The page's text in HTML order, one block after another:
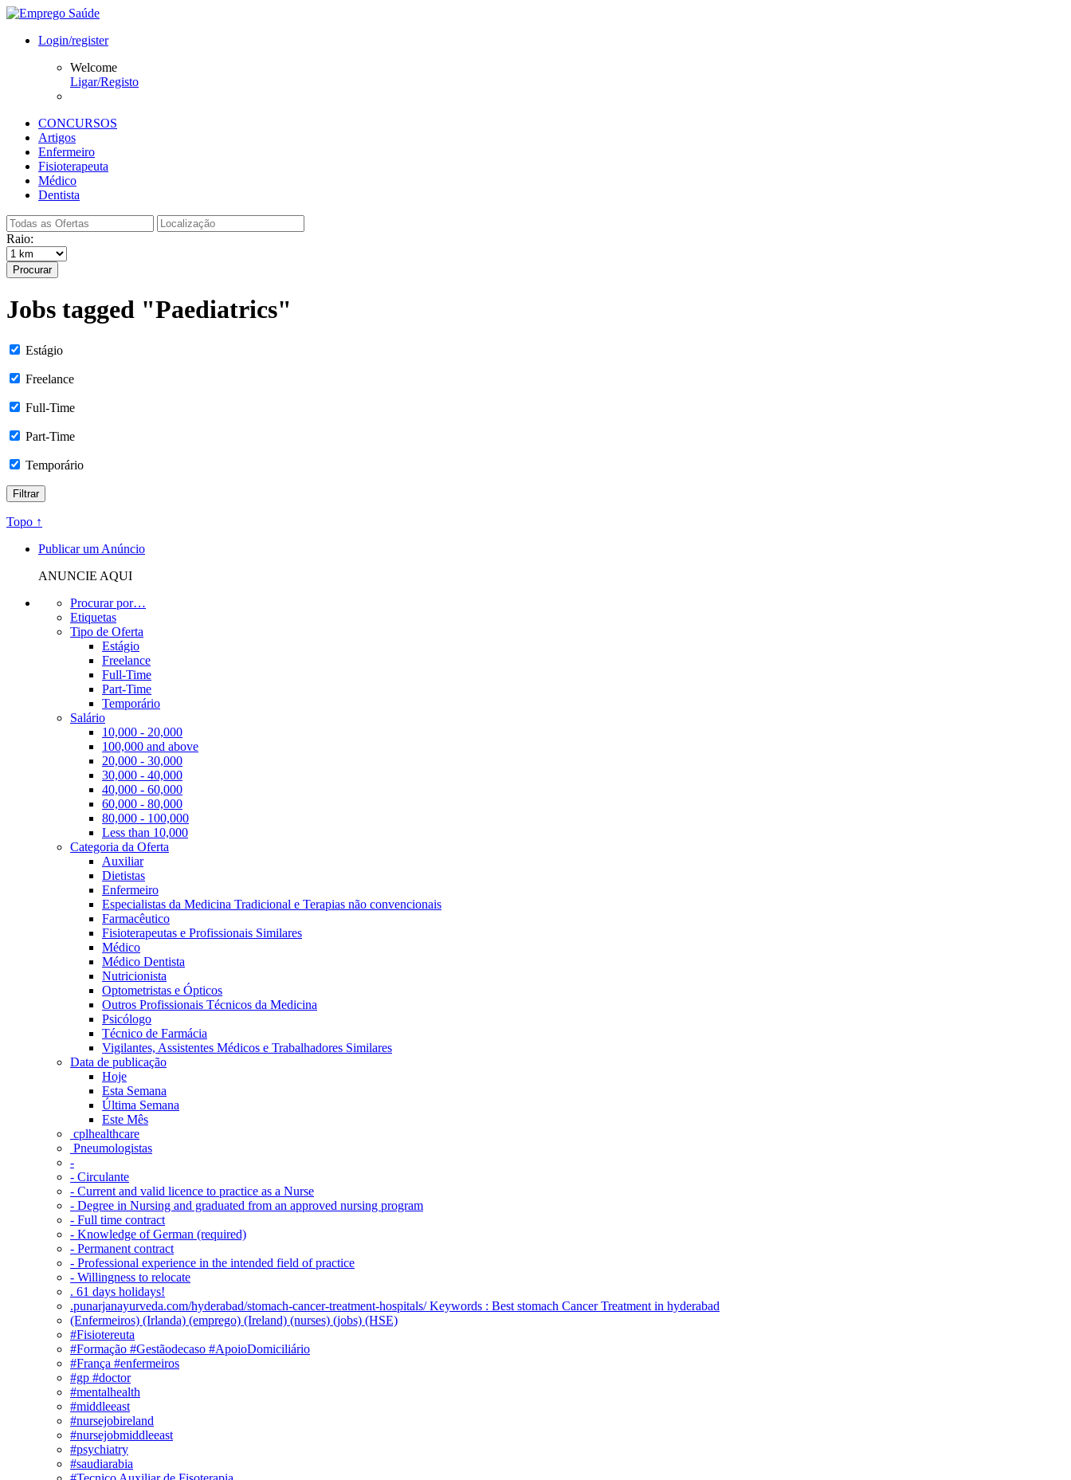
Login/register
Welcome
Ligar/Registo
CONCURSOS
Artigos
Enfermeiro
Fisioterapeuta
Médico
Dentista
Raio:
Procurar
Jobs tagged "Paediatrics"
Estágio
Freelance
Full-Time
Part-Time
Temporário
Topo ↑
Publicar um Anúncio
ANUNCIE AQUI
Procurar por…
Etiquetas
Tipo de Oferta
Estágio
Freelance
Full-Time
Part-Time
Temporário
Salário
10,000 - 20,000
100,000 and above
20,000 - 30,000
30,000 - 40,000
40,000 - 60,000
60,000 - 80,000
80,000 - 100,000
Less than 10,000
Categoria da Oferta
Auxiliar
Dietistas
Enfermeiro
Especialistas da Medicina Tradicional e Terapias não convencionais
Farmacêutico
Fisioterapeutas e Profissionais Similares
Médico
Médico Dentista
Nutricionista
Optometristas e Ópticos
Outros Profissionais Técnicos da Medicina
Psicólogo
Técnico de Farmácia
Vigilantes, Assistentes Médicos e Trabalhadores Similares
Data de publicação
Hoje
Esta Semana
Última Semana
Este Mês
‎ cplhealthcare‬
Pneumologistas
-
- Circulante
- Current and valid licence to practice as a Nurse
- Degree in Nursing and graduated from an approved nursing program
- Full time contract
- Knowledge of German (required)
- Permanent contract
- Professional experience in the intended field of practice
- Willingness to relocate
. 61 days holidays!
.punarjanayurveda.com/hyderabad/stomach-cancer-treatment-hospitals/ Keywords : Best stomach Cancer Treatment in hyderabad
(Enfermeiros) (Irlanda) (emprego) (Ireland) (nurses) (jobs) (HSE)
#Fisiotereuta
#Formação #Gestãodecaso #ApoioDomiciliário
#França #enfermeiros
#gp #doctor
#mentalhealth
#middleeast
#nursejobireland
#nursejobmiddleeast
#psychiatry
#saudiarabia